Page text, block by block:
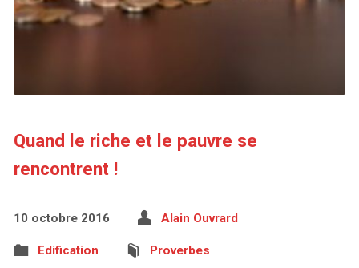
Quand le riche et le pauvre se
rencontrent !
10 octobre 2016 Alain Ouvrard
Edification Proverbes